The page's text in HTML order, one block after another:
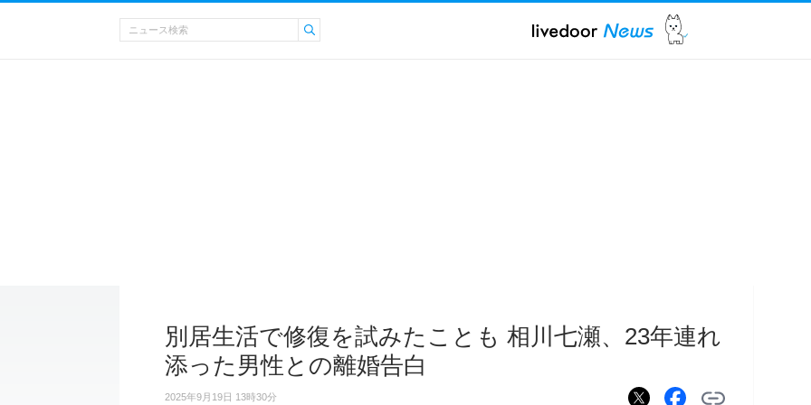
別居生活で修復を試みたことも 相川七瀬、23年連れ
添った男性との離婚告白
2025年9月19日 13時30分